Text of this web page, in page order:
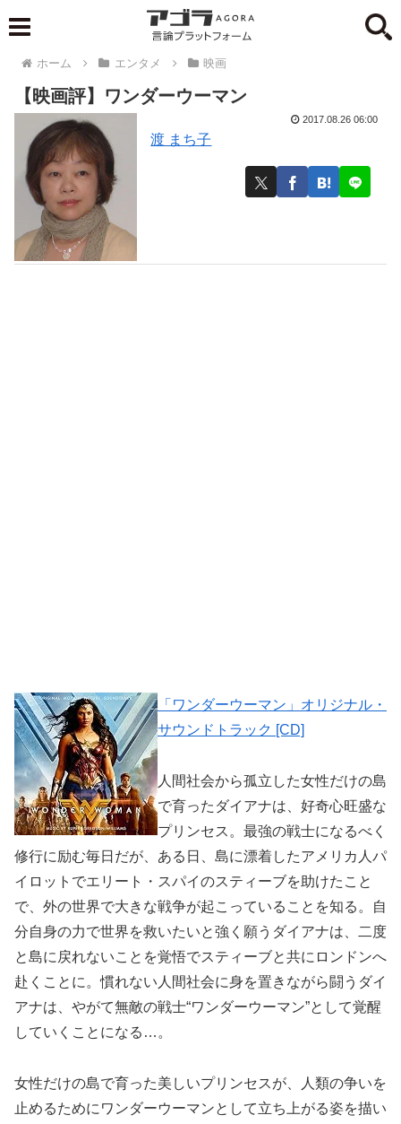
ホーム エンタメ 映画
【映画評】ワンダーウーマン
渡 まち子
2017.08.26 06:00
「ワンダーウーマン」オリジナル・
サウンドトラック [CD]
人間社会から孤立した女性だけの島
で育ったダイアナは、好奇心旺盛な
プリンセス。最強の戦士になるべく
修行に励む毎日だが、ある日、島に漂着したアメリカ人パ
イロットでエリート・スパイのスティーブを助けたこと
で、外の世界で大きな戦争が起こっていることを知る。自
分自身の力で世界を救いたいと強く願うダイアナは、二度
と島に戻れないことを覚悟でスティーブと共にロンドンへ
赴くことに。慣れない人間社会に身を置きながら闘うダイ
アナは、やがて無敵の戦士“ワンダーウーマン”として覚醒
していくことになる…。
女性だけの島で育った美しいプリンセスが、人類の争いを
止めるためにワンダーウーマンとして立ち上がる姿を描い